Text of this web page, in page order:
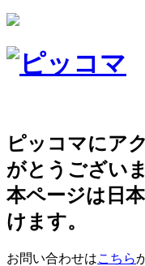
ピッコマにア
がとうございま
本ページは日
けます。
お問い合わせはこちら